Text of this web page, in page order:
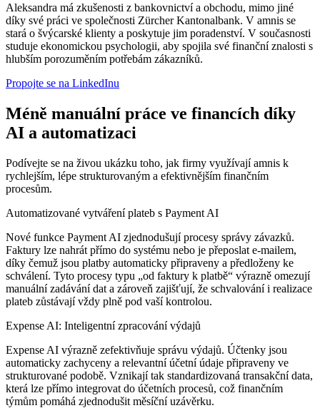
Aleksandra má zkušenosti z bankovnictví a obchodu, mimo jiné
díky své práci ve společnosti Zürcher Kantonalbank. V amnis se
stará o švýcarské klienty a poskytuje jim poradenství. V současnosti
studuje ekonomickou psychologii, aby spojila své finanční znalosti s
hlubším porozuměním potřebám zákazníků.
Propojte se na LinkedInu
Méně manuální práce ve financích díky
AI a automatizaci
Podívejte se na živou ukázku toho, jak firmy využívají amnis k
rychlejším, lépe strukturovaným a efektivnějším finančním
procesům.
Automatizované vytváření plateb s Payment AI
Nové funkce Payment AI zjednodušují procesy správy závazků.
Faktury lze nahrát přímo do systému nebo je přeposlat e-mailem,
díky čemuž jsou platby automaticky připraveny a předloženy ke
schválení. Tyto procesy typu „od faktury k platbě“ výrazně omezují
manuální zadávání dat a zároveň zajišťují, že schvalování i realizace
plateb zůstávají vždy plně pod vaší kontrolou.
Expense AI: Inteligentní zpracování výdajů
Expense AI výrazně zefektivňuje správu výdajů. Účtenky jsou
automaticky zachyceny a relevantní účetní údaje připraveny ve
strukturované podobě. Vznikají tak standardizovaná transakční data,
která lze přímo integrovat do účetních procesů, což finančním
týmům pomáhá zjednodušit měsíční uzávěrku.